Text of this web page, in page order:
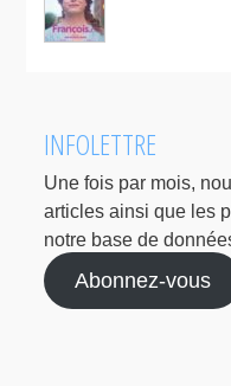
INFOLETTRE
Une fois par mois,
articles ainsi que les
notre base de
Abonnez-vous